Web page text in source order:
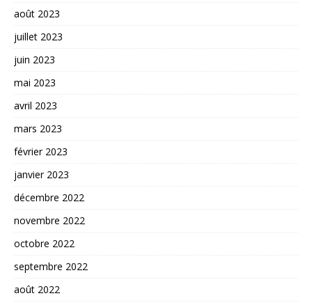
août 2023
juillet 2023
juin 2023
mai 2023
avril 2023
mars 2023
février 2023
janvier 2023
décembre 2022
novembre 2022
octobre 2022
septembre 2022
août 2022